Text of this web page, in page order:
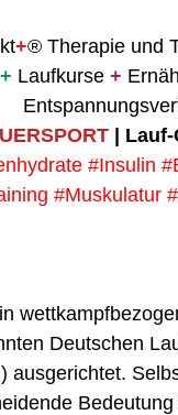
+® Therapie und
+ Laufkurse +
| Lauf-
#Insulin
#Muskulatur
Deutschen
ausgerichtet.